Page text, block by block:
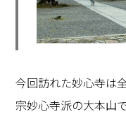
今回訪れた妙心寺は
宗妙心寺派の大本山